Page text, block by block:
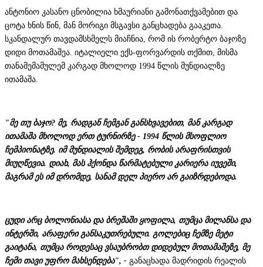
ანტონიო კასანო ცნობილია ხმაურიანი გამონათქვამებით და
ცოტა ხნის წინ, მან მორიგი მსგავსი განცხადება გააკეთა.
სკანდალურ თავდამსხმელს მიაჩნია, რომ ის რობერტო ბაჯოზე
დიდი მოთამაშეა. იტალიელი ექს-ფორვარდის თქმით, მისმა
თანამემამულემ კარგად მხოლოდ 1994 წლის მუნდიალზე
ითამაშა.
"მე თუ ბაჯო? მე, რადგან ჩემგან განსხვავებით, მან კარგად
ითამაშა მხოლოდ ერთ ტურნირზე - 1994 წლის მსოფლიო
ჩემპიონატზე. იმ მუნდიალის შემდეგ, რობის არაფრისთვის
მიუღწევია. დიახ, მას ჰქონდა წარმატებული კარიერა იუვეში,
მაგრამ ეს იმ დრომდე, სანამ დელ პიერო არ გაიზრდებოდა.
ცუდი არც ბოლონიასა და ბრეშაში ყოფილა, თუმცა მილანსა და
ინტერში, არაფერი განსაკუთრებული. გოლებიც ჩემზე მეტი
გაიტანა, თუმცა როდესაც ვსაუბრობთ დიდებულ მოთამაშეზე, მე
ჩემი თავი უფრო მახსენდება", - განაცხადა მადრიდის რეალის